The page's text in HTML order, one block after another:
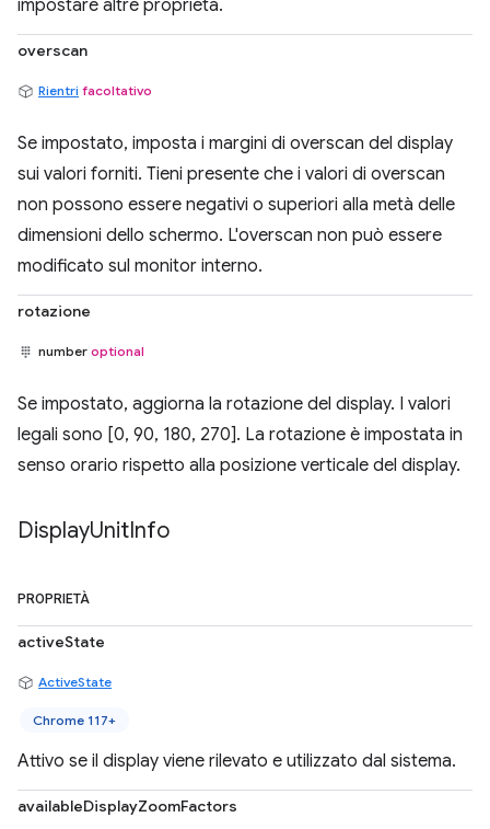
impostare altre proprietà.
overscan
Rientri facoltativo
Se impostato, imposta i margini di overscan del display
sui valori forniti. Tieni presente che i valori di overscan
non possono essere negativi o superiori alla metà delle
dimensioni dello schermo. L'overscan non può essere
modificato sul monitor interno.
rotazione
number optional
Se impostato, aggiorna la rotazione del display. I valori
legali sono [0, 90, 180, 270]. La rotazione è impostata in
senso orario rispetto alla posizione verticale del display.
DisplayUnitInfo
PROPRIETÀ
activeState
ActiveState
Chrome 117+
Attivo se il display viene rilevato e utilizzato dal sistema.
availableDisplayZoomFactors